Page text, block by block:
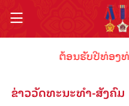
ຕ້ອນຮັບປີທ່ອງທ່ຽ
ຂ່າວວັດທະນະທຳ-ສັງຄົມ